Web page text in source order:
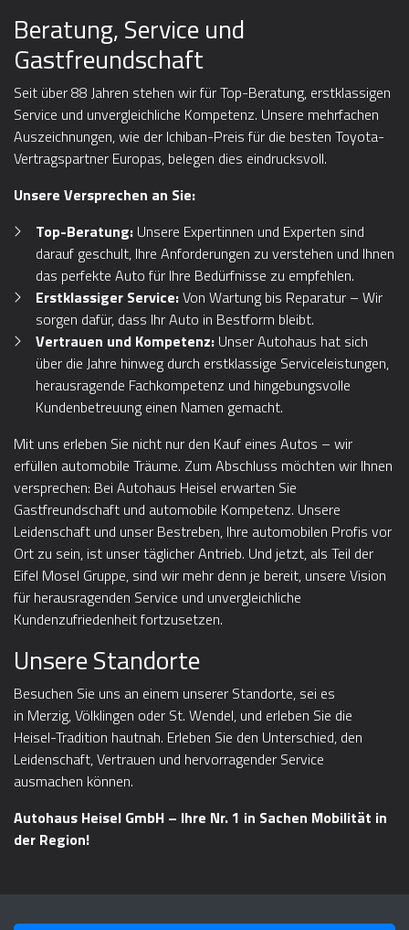
Beratung, Service und
Gastfreundschaft
Seit über 88 Jahren stehen wir für Top-Beratung, erstklassigen
Service und unvergleichliche Kompetenz. Unsere mehrfachen
Auszeichnungen, wie der Ichiban-Preis für die besten Toyota-
Vertragspartner Europas, belegen dies eindrucksvoll.
Unsere Versprechen an Sie:
Top-Beratung: Unsere Expertinnen und Experten sind
darauf geschult, Ihre Anforderungen zu verstehen und Ihnen
das perfekte Auto für Ihre Bedürfnisse zu empfehlen.
Erstklassiger Service:Von Wartung bis Reparatur – Wir
sorgen dafür, dass Ihr Auto in Bestform bleibt.
Vertrauen und Kompetenz: Unser Autohaus hat sich
über die Jahre hinweg durch erstklassige Serviceleistungen,
herausragende Fachkompetenz und hingebungsvolle
Kundenbetreuung einen Namen gemacht.
Mit uns erleben Sie nicht nur den Kauf eines Autos – wir
erfüllen automobile Träume. Zum Abschluss möchten wir Ihnen
versprechen: Bei Autohaus Heisel erwarten Sie
Gastfreundschaft und automobile Kompetenz. Unsere
Leidenschaft und unser Bestreben, Ihre automobilen Profis vor
Ort zu sein, ist unser täglicher Antrieb. Und jetzt, als Teil der
Eifel Mosel Gruppe, sind wir mehr denn je bereit, unsere Vision
für herausragenden Service und unvergleichliche
Kundenzufriedenheit fortzusetzen.
Unsere Standorte
Besuchen Sie uns an einem unserer Standorte, sei es
in Merzig, Völklingen oder St. Wendel, und erleben Sie die
Heisel-Tradition hautnah. Erleben Sie den Unterschied, den
Leidenschaft, Vertrauen und hervorragender Service
ausmachen können.
Autohaus Heisel GmbH – Ihre Nr. 1 in Sachen Mobilität in
der Region!